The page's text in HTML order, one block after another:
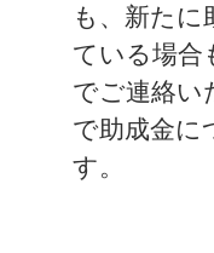
も、新たに
ている場合
でご連絡い
で助成金に
す。